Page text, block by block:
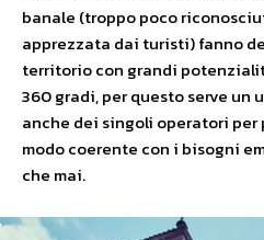
banale (troppo poco
apprezzata dai turisti) fanno
territorio con grandi
360 gradi, per questo serve un
anche dei singoli operatori
modo coerente con i bisogni
che mai.